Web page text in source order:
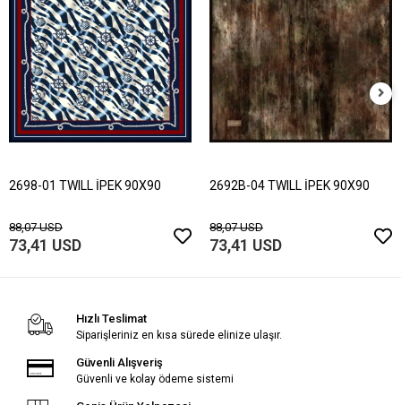
2698-01 TWILL İPEK 90X90
88,07 USD
73,41 USD
2692B-04 TWILL İPEK 90X90
88,07 USD
73,41 USD
Hızlı Teslimat
Siparişleriniz en kısa sürede elinize ulaşır.
Güvenli Alışveriş
Güvenli ve kolay ödeme sistemi